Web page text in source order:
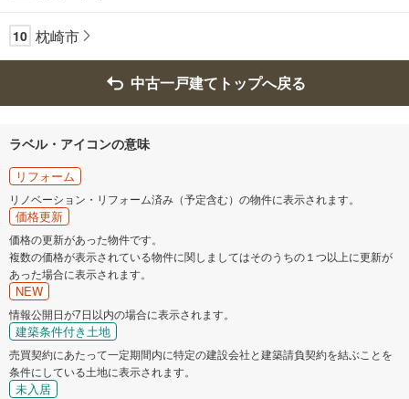
10 枕崎市
中古一戸建てトップへ戻る
ラベル・アイコンの意味
リフォーム
リノベーション・リフォーム済み（予定含む）の物件に表示されます。
価格更新
価格の更新があった物件です。
複数の価格が表示されている物件に関しましてはそのうちの１つ以上に更新が
あった場合に表示されます。
NEW
情報公開日が7日以内の場合に表示されます。
建築条件付き土地
売買契約にあたって一定期間内に特定の建設会社と建築請負契約を結ぶことを
条件にしている土地に表示されます。
未入居